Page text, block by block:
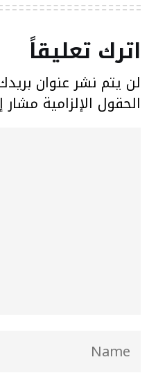
اترك تعليقاً
لن يتم نشر عنوان
الحقول الإلزامية مشار